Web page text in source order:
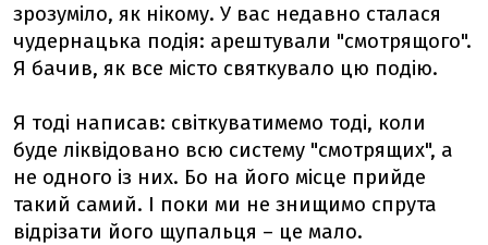
зрозуміло, як нікому. У вас недавно сталася
чудернацька подія: арештували "смотрящого".
Я бачив, як все місто святкувало цю подію.
Я тоді написав: світкуватимемо тоді, коли
буде ліквідовано всю систему "смотрящих", а
не одного із них. Бо на його місце прийде
такий самий. І поки ми не знищимо спрута
відрізати його щупальця – це мало.